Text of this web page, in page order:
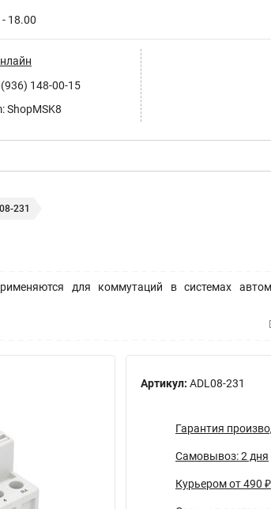
18.00
(936) 148-00-15
ShopMSK8
231
для коммутаций в системах
Артикул: ADL08-231
Гарантия
Самовывоз: 2 дня
Курьером от 490 ₽